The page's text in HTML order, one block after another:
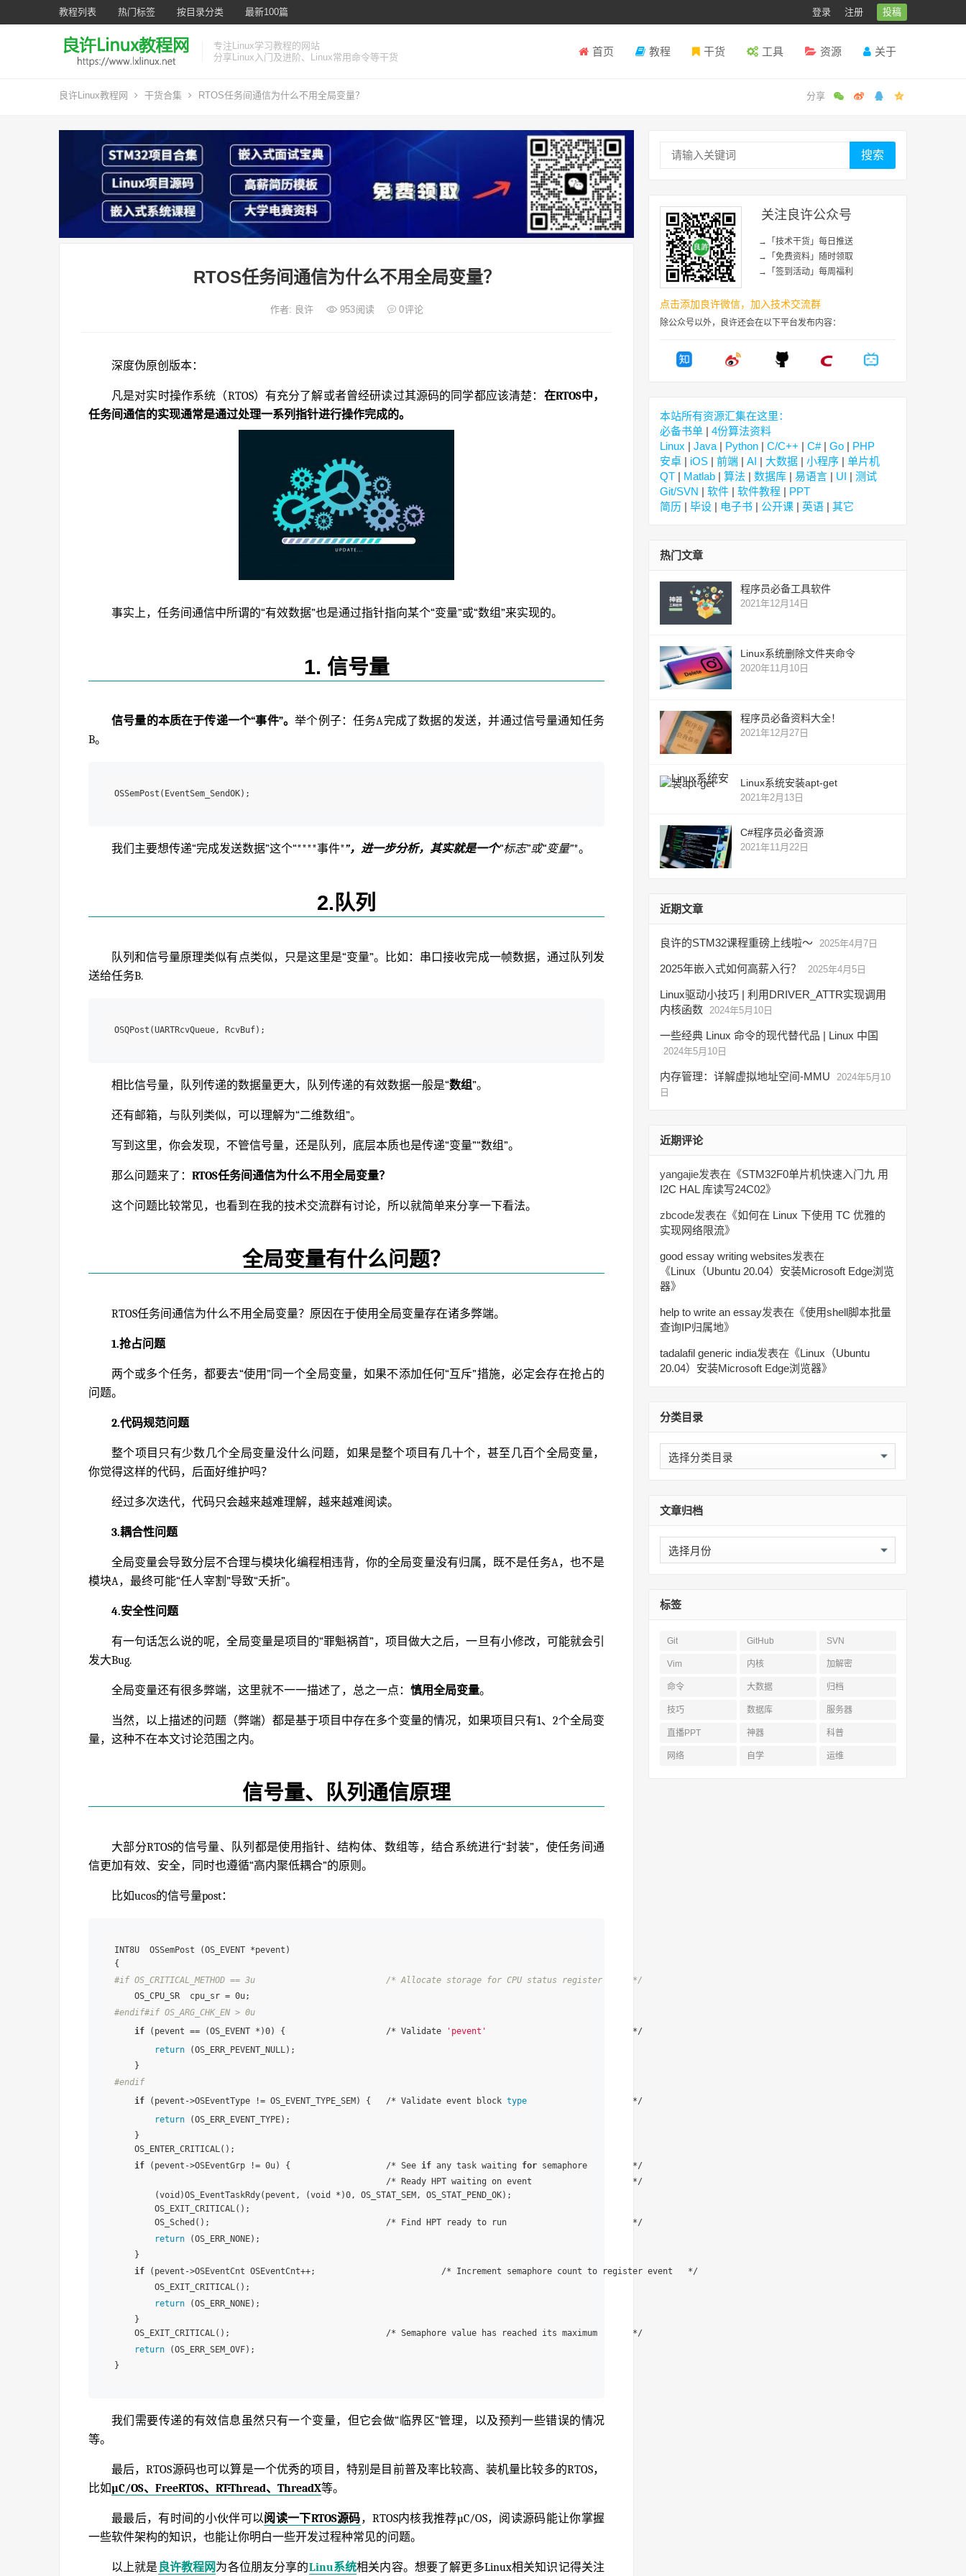
教程列表 热门标签 按目录分类 最新100篇 登录 注册 投稿
专注Linux学习教程的网站
分享Linux入门及进阶、Linux常用命令等干货
首页 教程 干货 工具 资源 关于
良许Linux教程网 干货合集 RTOS任务间通信为什么不用全局变量？
RTOS任务间通信为什么不用全局变量？
作者: 良许 953阅读 0评论
深度伪原创版本：
凡是对实时操作系统（RTOS）有充分了解或者曾经研读过其源码的同学都应该清楚： 在RTOS中，
任务间通信的实现通常是通过处理一系列指针进行操作完成的。
事实上，任务间通信中所谓的“有效数据”也是通过指针指向某个“变量”或“数组”来实现的。
1. 信号量
信号量的本质在于传递一个“事件”。举个例子：任务A完成了数据的发送，并通过信号量通知任务
B。
我们主要想传递“完成发送数据”这个“****事件*”，进一步分析，其实就是一个“标志”或“变量”*。
2.队列
队列和信号量原理类似有点类似，只是这里是“变量”。比如：串口接收完成一帧数据，通过队列发
送给任务B.
相比信号量，队列传递的数据量更大，队列传递的有效数据一般是“数组”。
还有邮箱，与队列类似，可以理解为“二维数组”。
写到这里，你会发现，不管信号量，还是队列，底层本质也是传递“变量”“数组”。
那么问题来了： RTOS任务间通信为什么不用全局变量？
这个问题比较常见，也看到在我的技术交流群有讨论，所以就简单来分享一下看法。
全局变量有什么问题？
RTOS任务间通信为什么不用全局变量？原因在于使用全局变量存在诸多弊端。
1.抢占问题
两个或多个任务，都要去“使用”同一个全局变量，如果不添加任何“互斥”措施，必定会存在抢占的
问题。
2.代码规范问题
整个项目只有少数几个全局变量没什么问题，如果是整个项目有几十个，甚至几百个全局变量，
你觉得这样的代码，后面好维护吗？
经过多次迭代，代码只会越来越难理解，越来越难阅读。
3.耦合性问题
全局变量会导致分层不合理与模块化编程相违背，你的全局变量没有归属，既不是任务A，也不是
模块A，最终可能“任人宰割”导致“夭折”。
4.安全性问题
有一句话怎么说的呢，全局变量是项目的“罪魁祸首”，项目做大之后，一旦有小修改，可能就会引
发大Bug.
全局变量还有很多弊端，这里就不一一描述了，总之一点： 慎用全局变量。
当然，以上描述的问题（弊端）都是基于项目中存在多个变量的情况，如果项目只有1、2个全局变
量，这种不在本文讨论范围之内。
信号量、队列通信原理
大部分RTOS的信号量、队列都是使用指针、结构体、数组等，结合系统进行“封装”，使任务间通
信更加有效、安全，同时也遵循“高内聚低耦合”的原则。
比如ucos的信号量post：
INT8U  OSSemPost (OS_EVENT *pevent)
#if OS_CRITICAL_METHOD == 3u                          /* Allocate storage for CPU status register      */
#endif#if OS_ARG_CHK_EN > 0u
if (pevent == (OS_EVENT *)0) {                    /* Validate 'pevent'
*/
return (OS_ERR_PEVENT_NULL);
#endif
if (pevent->OSEventType != OS_EVENT_TYPE_SEM) {   /* Validate event block type */
return (OS_ERR_EVENT_TYPE);
}
OS_ENTER_CRITICAL();
if (pevent->OSEventGrp != 0u) {                   /* See if any task waiting for semaphore         */
/* Ready HPT waiting on event                    */
(void)OS_EventTaskRdy(pevent, (void *)0, OS_STAT_SEM, OS_STAT_PEND_OK);
OS_EXIT_CRITICAL();
OS_Sched();                                   /* Find HPT ready to run                         */
return (OS_ERR_NONE);
}
if (pevent->OSEventCnt OSEventCnt++;                         /* Increment semaphore count to register event   */
OS_EXIT_CRITICAL();
return (OS_ERR_NONE);
}
OS_EXIT_CRITICAL();                               /* Semaphore value has reached its maximum       */
return (OS_ERR_SEM_OVF);
我们需要传递的有效信息虽然只有一个变量，但它会做“临界区”管理，以及预判一些错误的情况
等。
最后，RTOS源码也可以算是一个优秀的项目，特别是目前普及率比较高、装机量比较多的RTOS，
比如µC/OS、FreeRTOS、RT-Thread、ThreadX等。
最最后，有时间的小伙伴可以阅读一下RTOS源码，RTOS内核我推荐µC/OS，阅读源码能让你掌握
一些软件架构的知识，也能让你明白一些开发过程种常见的问题。
以上就是 良许教程网为各位朋友分享的Linu系统相关内容。想要了解更多Linux相关知识记得关注
搜索
关注良许公众号
→「技术干货」每日推送
→「免费资料」随时领取
→「签到活动」每周福利
点击添加良许微信，加入技术交流群
除公众号以外，良许还会在以下平台发布内容：
本站所有资源汇集在这里：
必备书单 | 4份算法资料
Linux | Java | Python | C/C++ | C#| Go | PHP
安卓 | iOS | 前端 | AI | 大数据 | 小程序 | 单片机
QT | Matlab | 算法 | 数据库 | 易语言 | UI | 测试
Git/SVN | 软件 | 软件教程 | PPT
简历 | 毕设 | 电子书 | 公开课 | 英语 | 其它
热门文章
程序员必备工具软件
2021年12月14日
Linux系统删除文件夹命令
2020年11月10日
程序员必备资料大全！
2021年12月27日
Linux系统安装apt-get
2021年2月13日
C#程序员必备资源
2021年11月22日
近期文章
良许的STM32课程重磅上线啦～ 2025年4月7日
2025年嵌入式如何高薪入行？ 2025年4月5日
Linux驱动小技巧 | 利用DRIVER_ATTR实现调用
内核函数 2024年5月10日
一些经典 Linux 命令的现代替代品 | Linux 中国
2024年5月10日
内存管理：详解虚拟地址空间-MMU
2024年5月10
日
近期评论
yangajie发表在《STM32F0单片机快速入门九 用
I2C HAL 库读写24C02》
zbcode发表在《如何在 Linux 下使用 TC 优雅的
实现网络限流》
good essay writing websites发表在
《Linux（Ubuntu 20.04）安装Microsoft Edge浏览
器》
help to write an essay发表在《使用shell脚本批量
查询IP归属地》
tadalafil generic india发表在《Linux（Ubuntu
20.04）安装Microsoft Edge浏览器》
分类目录
分
类
文章归档
文
章
标签
Git GitHub SVN
Vim 内核 加解密
命令 大数据 归档
技巧 数据库 服务器
直播PPT 神器 科普
网络 自学 运维